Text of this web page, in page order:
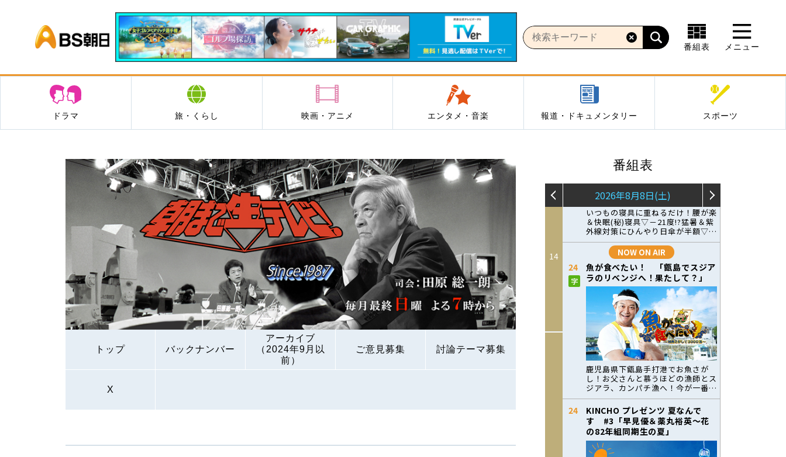
BS朝日
番組表 メニュー
ドラマ 旅・くらし 映画・アニメ エンタメ・音楽 報道・ドキュメンタリー スポーツ
トップ バックナンバー
アーカイブ
（2024年9月以
前）
ご意見募集 討論テーマ募集
X
番組表